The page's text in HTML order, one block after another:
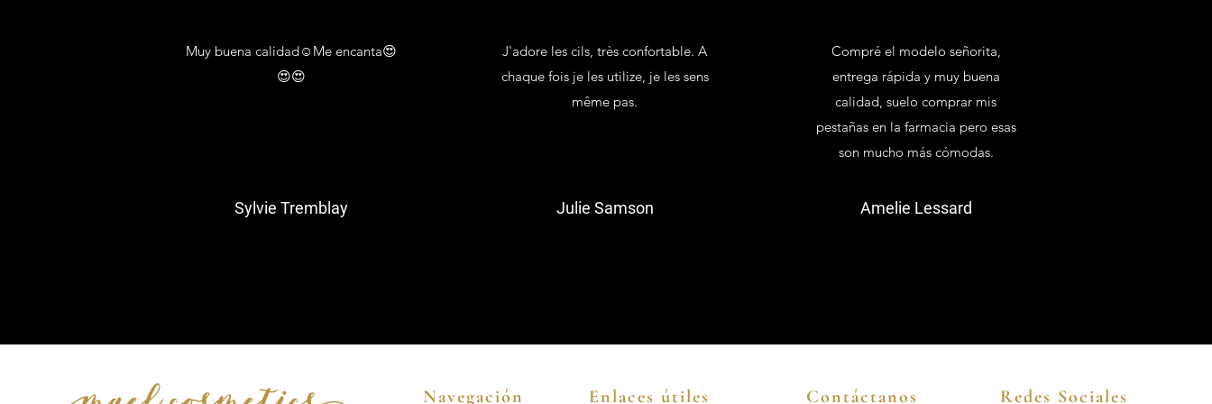
Muy buena calidad☺️Me encanta😍
😍😍
Sylvie Tremblay
J'adore les cils, très confortable. A
chaque fois je les utilize, je les sens
même pas.
Julie Samson
Compré el modelo señorita,
entrega rápida y muy buena
calidad, suelo comprar mis
pestañas en la farmacia pero esas
son mucho más cómodas.
Amelie Lessard
Navegación Enlaces útiles Contáctanos Redes Sociales